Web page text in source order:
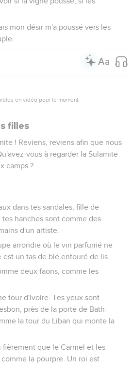
mon désir m'a poussé vers les
en vidéo pour le moment.
filles
! Reviens, reviens afin que nous
vous à regarder la Sulamite
camps ?
dans tes sandales, fille de
hanches sont comme des
d'un artiste.
arrondie où le vin parfumé ne
est un tas de blé entouré de lis.
deux faons, comme les
tour d'ivoire. Tes yeux sont
près de la porte de Bath-
la tour du Liban qui monte la
fièrement que le Carmel et les
la pourpre. Un roi est